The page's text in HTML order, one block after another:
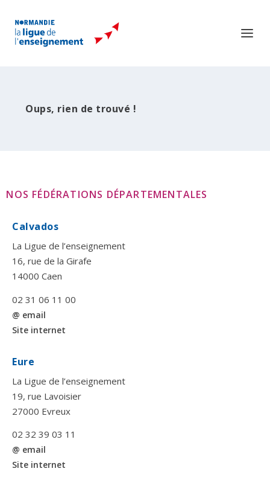
Oups, rien de trouvé !
NOS FÉDÉRATIONS DÉPARTEMENTALES
Calvados
La Ligue de l’enseignement
16, rue de la Girafe
14000 Caen
02 31 06 11 00
@ email
Site internet
Eure
La Ligue de l’enseignement
19, rue Lavoisier
27000 Evreux
02 32 39 03 11
@ email
Site internet